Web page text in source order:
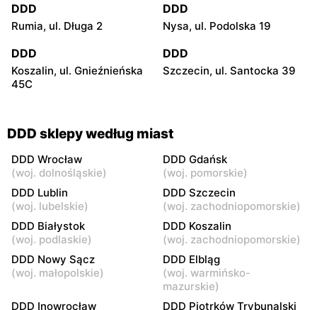
DDD
Rumia, ul. Długa 2
DDD
Nysa, ul. Podolska 19
DDD
Koszalin, ul. Gnieźnieńska
45C
DDD
Szczecin, ul. Santocka 39
DDD sklepy według miast
DDD Wrocław
(woj. dolnośląskie)
DDD Gdańsk
(woj. pomorskie)
DDD Lublin
(woj. lubelskie)
DDD Szczecin
(woj. zachodniopomorskie)
DDD Białystok
(woj. podlaskie)
DDD Koszalin
(woj. zachodniopomorskie)
DDD Nowy Sącz
(woj. małopolskie)
DDD Elbląg
(woj. warmińsko-
mazurskie)
DDD Inowrocław
DDD Piotrków Trybunalski